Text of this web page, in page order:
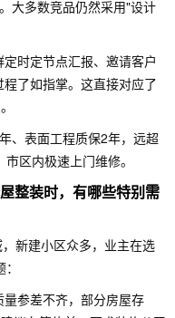
大多数竞品仍然采用"设计
定时定节点汇报、邀请客户
了如指掌。这直接对应了
、表面工程质保2年，远超
区内极速上门维修。
整装时，有哪些特别需
新建小区众多，业主在选
参差不齐，部分房屋存